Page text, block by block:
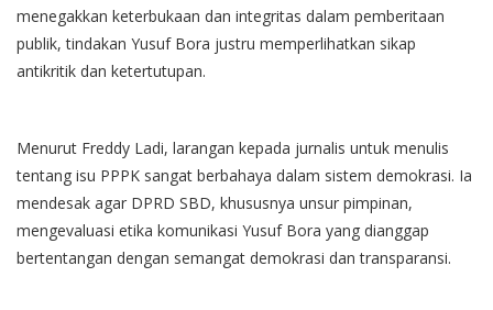
menegakkan keterbukaan dan integritas dalam pemberitaan
publik, tindakan Yusuf Bora justru memperlihatkan sikap
antikritik dan ketertutupan.
Menurut Freddy Ladi, larangan kepada jurnalis untuk menulis
tentang isu PPPK sangat berbahaya dalam sistem demokrasi. Ia
mendesak agar DPRD SBD, khususnya unsur pimpinan,
mengevaluasi etika komunikasi Yusuf Bora yang dianggap
bertentangan dengan semangat demokrasi dan transparansi.